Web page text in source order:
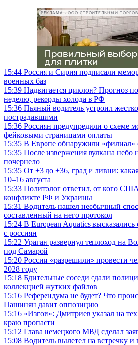
15:44 Россия и Сирия подписали
военных баз
15:39 Надвигается циклон? Прогноз
неделю, рекорды холода в РФ
15:36 Пьяный водитель устроил
пострадавшими
15:36 Россиян предупредили о схеме
фейковыми страницами оплаты
15:35 В Европе обнаружили «филиал»
15:35 После извержения вулкана небо
почернело
15:35 От +3 до +36, град и ливни:
10–16 августа
15:33 Политолог ответил, от кого
конфликте РФ и Украины
15:31 Водитель нашел необычный
составленный на него протокол
15:24 В European Aquatics
с россиян
15:22 Ураган развернул теплоход на
под Самарой
15:20 России «разрешили» провести
2028 году
15:18 Бдительные соседи сдали
коллекцией жутких файлов
15:16 Референдума не будет? Что
Пашинян давит оппозицию
15:16 «Изгои»: Дмитриев указал на
краю пропасти
15:12 Глава немецкого МВД сделал
15:08 Водитель вылетел на встречку